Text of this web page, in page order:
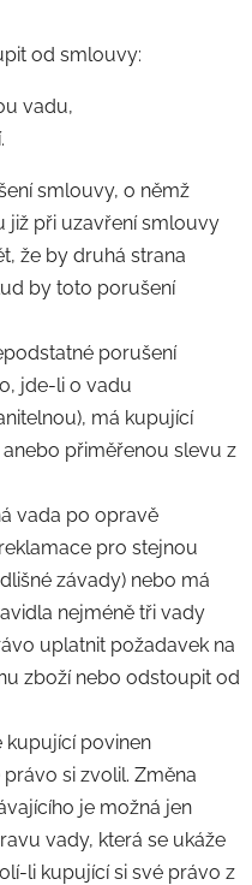
od smlouvy:
vadu,
smlouvy, o němž
již při uzavření smlouvy
že by druhá strana
by toto porušení
porušení
jde-li o vadu
má kupující
přiměřenou slevu z
vada po opravě
pro stejnou
závady) nebo má
nejméně tři vady
uplatnit požadavek na
zboží nebo odstoupit od
kupující povinen
si zvolil. Změna
je možná jen
vady, která se ukáže
li kupující si své právo z